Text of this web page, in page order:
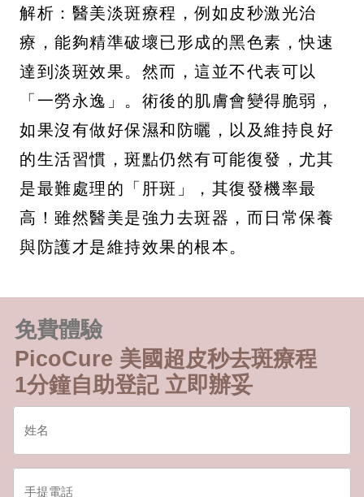
解析：醫美淡斑療程，例如皮秒激光治
療，能夠精準破壞已形成的黑色素，快速
達到淡斑效果。然而，這並不代表可以
「一勞永逸」。術後的肌膚會變得脆弱，
如果沒有做好保濕和防曬，以及維持良好
的生活習慣，斑點仍然有可能復發，尤其
是最難處理的「肝斑」，其復發機率最
高！雖然醫美是強力去斑器，而日常保養
與防護才是維持效果的根本。
免費體驗
PicoCure 美國超皮秒去斑療程
1分鐘自助登記 立即辦妥